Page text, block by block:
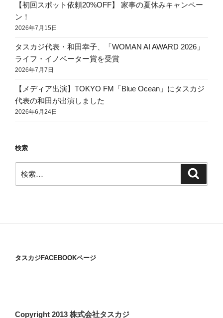
【初回スポット依頼20%OFF】 家事の夏休みキャンペー
ン！
2026年7月15日
タスカジ代表・和田幸子、「WOMAN AI AWARD 2026」
ライフ・イノベーター賞を受賞
2026年7月7日
【メディア出演】TOKYO FM「Blue Ocean」にタスカジ
代表の和田が出演しました
2026年6月24日
検索
索:
タスカジFACEBOOKページ
Copyright 2013 株式会社タスカジ